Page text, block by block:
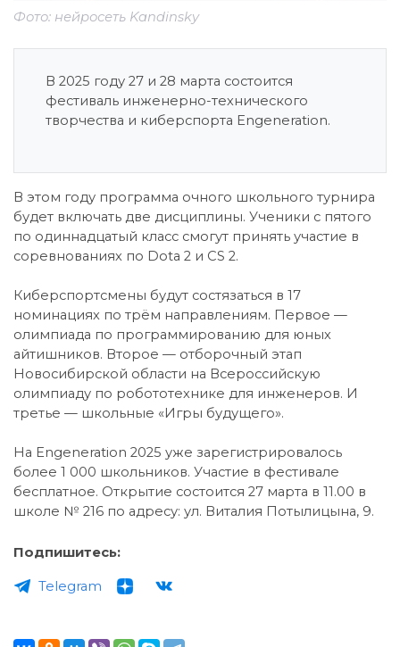
Фото: нейросеть Kandinsky
В 2025 году 27 и 28 марта состоится
фестиваль инженерно-технического
творчества и киберспорта Engeneration.
В этом году программа очного школьного турнира
будет включать две дисциплины. Ученики с пятого
по одиннадцатый класс смогут принять участие в
соревнованиях по Dota 2 и CS 2.
Киберспортсмены будут состязаться в 17
номинациях по трём направлениям. Первое —
олимпиада по программированию для юных
айтишников. Второе — отборочный этап
Новосибирской области на Всероссийскую
олимпиаду по робототехнике для инженеров. И
третье — школьные «Игры будущего».
На Engeneration 2025 уже зарегистрировалось
более 1 000 школьников. Участие в фестивале
бесплатное. Открытие состоится 27 марта в 11.00 в
школе № 216 по адресу: ул. Виталия Потылицына, 9.
Подпишитесь:
Telegram